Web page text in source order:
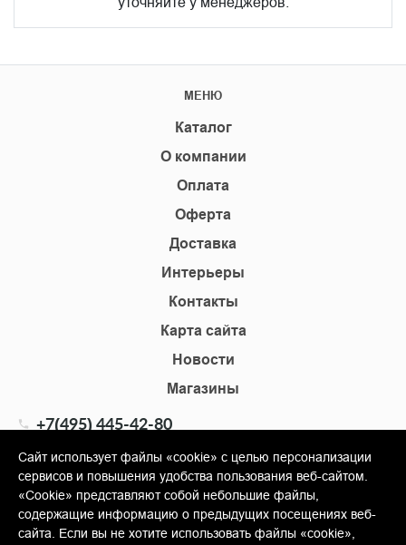
МЕНЮ
Каталог
О компании
Оплата
Оферта
Доставка
Интерьеры
Контакты
Карта сайта
Новости
Магазины
+7(495) 445-42-80
info@shopkm.ru
© Copyright 2013-2026 KERAMA MARAZZI, ООО «Гамма
Сайт использует файлы «cookie» с целью персонализации
сервисов и повышения удобства пользования веб-сайтом.
«Cookie» представляют собой небольшие файлы,
содержащие информацию о предыдущих посещениях веб-
сайта. Если вы не хотите использовать файлы «cookie»,